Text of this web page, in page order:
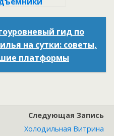
гид по
на сутки: советы,
платформы
Следующая Запись
Холодильная Витрина